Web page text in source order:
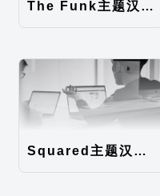
The Funk主题汉化包
Squared主题汉化包